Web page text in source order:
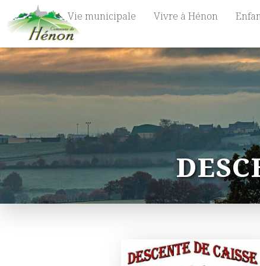
Vie municipale Vivre à Hénon